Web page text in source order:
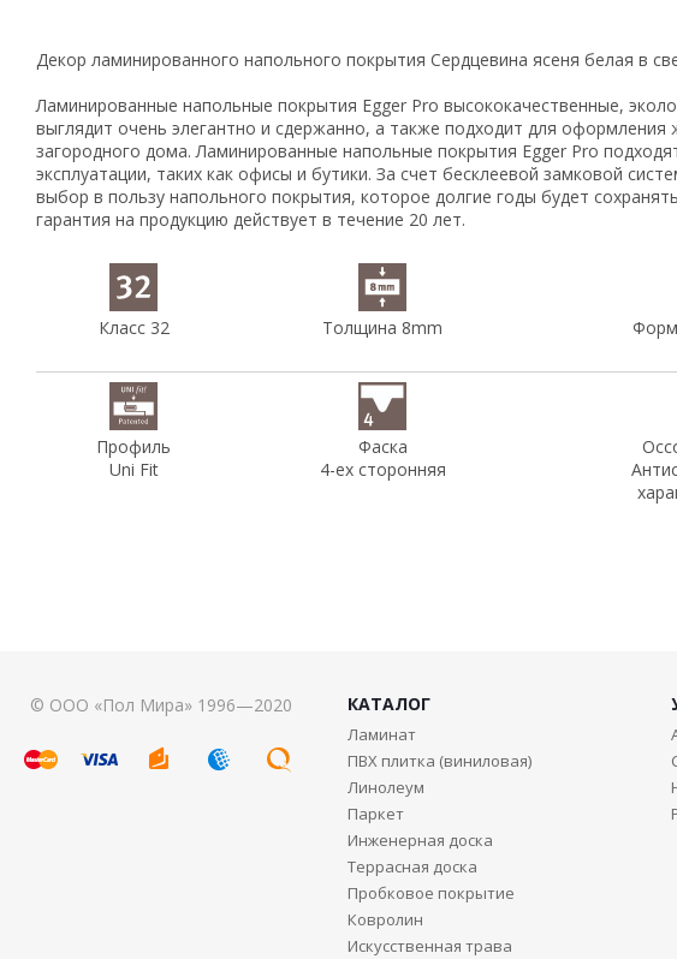
Декор ламинированного напольного покрытия Сердцевина ясеня белая в
Ламинированные напольные покрытия Egger Pro высококачественные,
выглядит очень элегантно и сдержанно, а также подходит для
загородного дома. Ламинированные напольные покрытия Egger Pro
эксплуатации, таких как офисы и бутики. За счет бесклеевой замковой
выбор в пользу напольного покрытия, которое долгие годы будет
гарантия на продукцию действует в течение 20 лет.
Класс 32 Толщина 8mm
Профиль
Uni Fit
Фаска
4-ех сторонняя
© ООО «Пол Мира» 1996—2020 КАТАЛОГ
Ламинат
ПВХ плитка (виниловая)
Линолеум
Паркет
Инженерная доска
Террасная доска
Пробковое покрытие
Ковролин
Искусственная трава